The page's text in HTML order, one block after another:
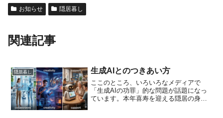
お知らせ 隠居暮し
関連記事
隠居暮し 生成AIとのつきあい方
ここのところ、いろいろなメディアで
「生成AIの功罪」的な問題が話題になっ
ています。本年喜寿を迎える隠居の身で